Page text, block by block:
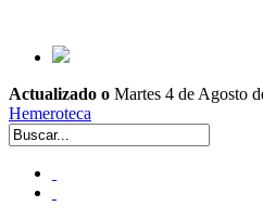
Actualizado o Martes 4 de Agosto
Hemeroteca